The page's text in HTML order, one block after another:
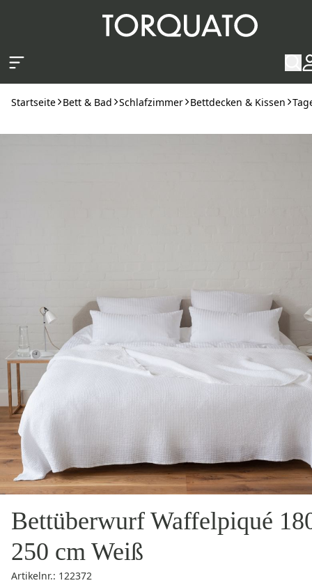
Startseite Bett & Bad Schlafzimmer Bettdecken & Kissen
Bettüberwurf Waffelpiqué
250 cm Weiß
Artikelnr.: 122372